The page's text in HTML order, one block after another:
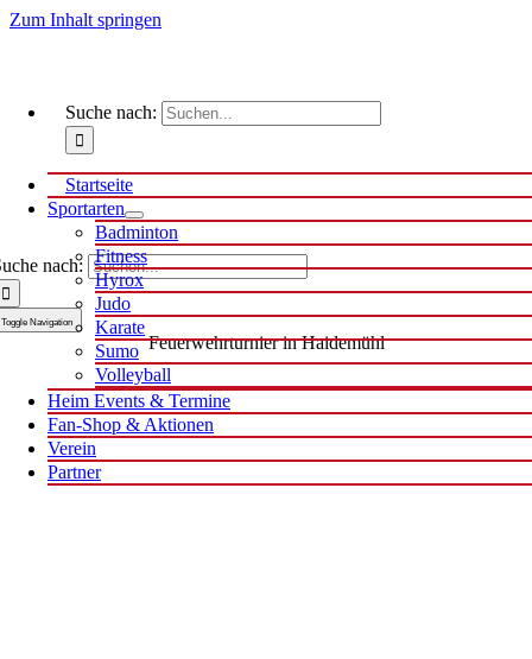
Zum Inhalt springen
nach:
Toggle Navigation
Startseite
Sportarten
Badminton
Fitness
Hyrox
Judo
Karate
Sumo
Volleyball
Heim Events & Termine
Fan-Shop & Aktionen
Verein
Partner
Suche nach:
Feuerwehrturnier in Haidemühl